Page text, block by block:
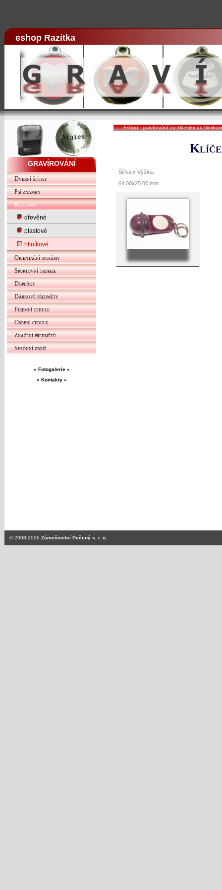
eshop Razítka
GRAVÍROVÁNÍ
Dveřní štítky
Psí známky
Klíčenky
dřevěné
plastové
hliníkové
Orientační systémy
Sportovní trofeje
Doplňky
Dárkové předměty
Firemní cedule
Osobní cedule
Značení předmětů
Sezónní zboží
» Fotogalerie «
» Kontakty «
Eshop - gravírování»»klicenky»»
Šířka x Výška:
64.00x25.00 mm
© 2008-2026 Zámečnictví Pečený s. r. o.